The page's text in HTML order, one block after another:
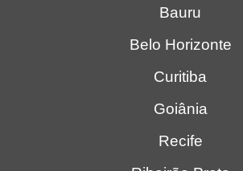
Bauru
Belo Horizonte
Curitiba
Goiânia
Recife